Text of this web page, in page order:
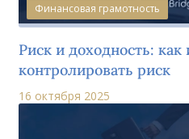
Финансовая грамотность
Риск и доходность:
контролировать риск
16 октября 2025